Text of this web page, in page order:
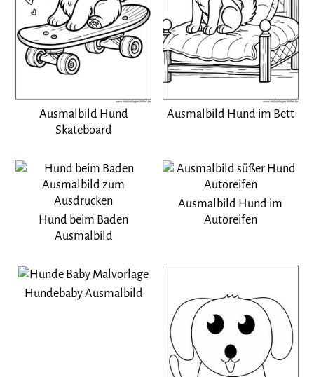
Ausmalbild Hund
Skateboard
Ausmalbild Hund im Bett
Hund beim Baden
Ausmalbild
Ausmalbild Hund im
Autoreifen
Hundebaby Ausmalbild